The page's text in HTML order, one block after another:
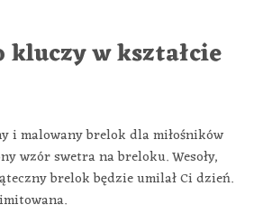
kluczy w kształcie
i malowany brelok dla miłośników
wzór swetra na breloku. Wesoły,
brelok będzie umilał Ci dzień.